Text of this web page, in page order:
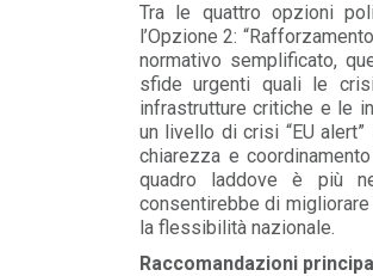
Tra le quattro opzioni
l’Opzione 2:
normativo semplificato,
sfide urgenti quali le
infrastrutture critiche e le
un livello di crisi “EU
chiarezza e
quadro laddove è più
consentirebbe di
la flessibilità nazionale.
Raccomandazioni
Aggiornamento
Garanzie del Codice
(Allegato A.61)
LEGGI DI PIÙ
POLICY
BIO-PMG:
ARERA
LEGGI DI PIÙ